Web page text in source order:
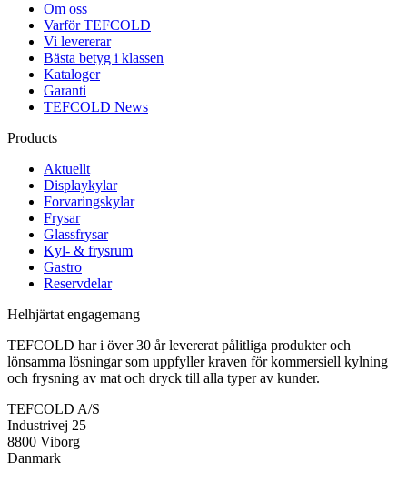
Om oss
Varför TEFCOLD
Vi levererar
Bästa betyg i klassen
Kataloger
Garanti
TEFCOLD News
Products
Aktuellt
Displaykylar
Forvaringskylar
Frysar
Glassfrysar
Kyl- & frysrum
Gastro
Reservdelar
Helhjärtat engagemang
TEFCOLD har i över 30 år levererat pålitliga produkter och
lönsamma lösningar som uppfyller kraven för kommersiell kylning
och frysning av mat och dryck till alla typer av kunder.
TEFCOLD A/S
Industrivej 25
8800 Viborg
Danmark